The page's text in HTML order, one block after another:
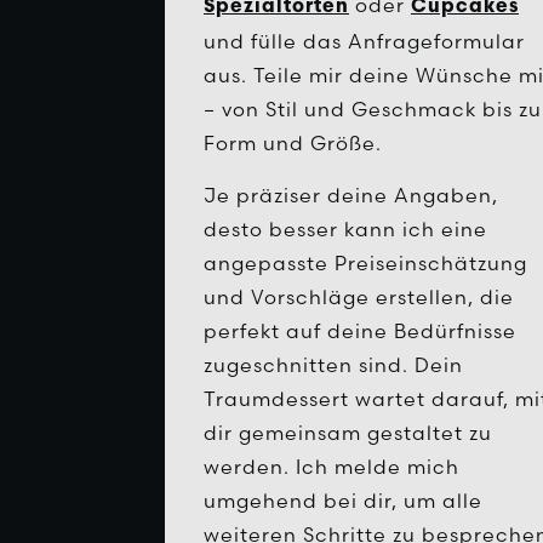
Spezialtorten oder Cupcakes
und fülle das Anfrageformular
aus. Teile mir deine Wünsche
– von Stil und Geschmack bis zu
Form und Größe.
Je präziser deine Angaben,
desto besser kann ich eine
angepasste Preiseinschätzung
und Vorschläge erstellen, die
perfekt auf deine Bedürfnisse
zugeschnitten sind. Dein
Traumdessert wartet darauf,
dir gemeinsam gestaltet zu
werden. Ich melde mich
umgehend bei dir, um alle
weiteren Schritte zu